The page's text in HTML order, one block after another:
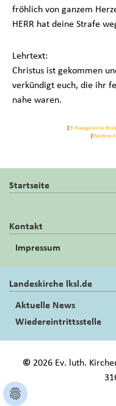
fröhlich von ganzem
HERR hat deine Strafe
Lehrtext:
Christus ist gekommen
verkündigt euch, die ihr
nahe waren.
[© Evangelische
[Weitere
Startseite
Kontakt
Impressum
Landeskirche lksl.de
Aktuelle News
Wiedereintrittsstelle
©2026 Ev. luth.